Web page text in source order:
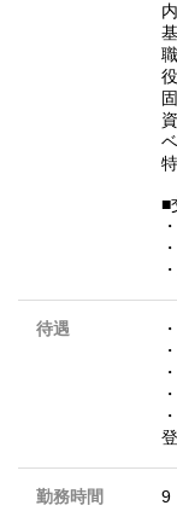
■
待遇
勤務時間 9